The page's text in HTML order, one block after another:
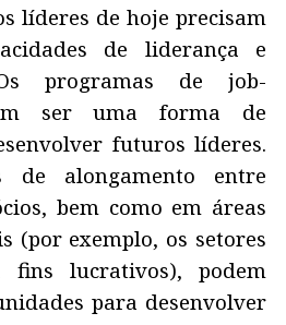
líderes de hoje precisam
de liderança e
programas de job-
ser uma forma de
futuros líderes.
de alongamento entre
bem como em áreas
(por exemplo, os setores
fins lucrativos), podem
para desenvolver